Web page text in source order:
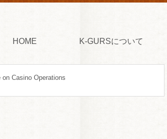
HOME K-GURSについて
Casino Operations